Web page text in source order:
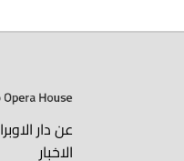
عن دار الاوبرا
الاخبار